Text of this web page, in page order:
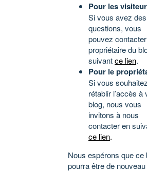
Pour les
Si vous avez des
questions, vous
pouvez
propriétaire du
suivantce lien.
Pour le
Si vous souhaitez
rétablir l’accès à
blog, nous vous
invitons à nous
contacter en
ce lien.
Nous espérons que ce
pourra être de nouveau